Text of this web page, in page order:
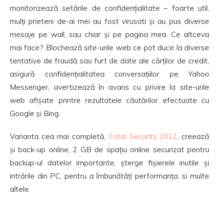
monitorizează setările de confidențialitate – foarte util,
mulți prieteni de-ai mei au fost virusati și au pus diverse
mesaje pe wall, sau chiar și pe pagina mea. Ce altceva
mai face? Blochează site-urile web ce pot duce la diverse
tentative de fraudă sau furt de date ale cărților de credit,
asigură confidențialitatea conversațiilor pe Yahoo
Messenger, avertizează în avans cu privire la site-urile
web afișate printre rezultatele căutărilor efectuate cu
Google și Bing.
Varianta cea mai completă, Total Security 2012, creează
și back-up online, 2 GB de spațiu online securizat pentru
backup-ul datelor importante, șterge fișierele inutile și
intrările din PC, pentru a îmbunătăți performanța, si multe
altele.